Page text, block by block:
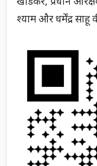
खांडेकर, प्रधान
श्याम और धर्मेंद्र साहू